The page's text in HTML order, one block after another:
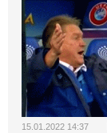
15.01.2022 14:37